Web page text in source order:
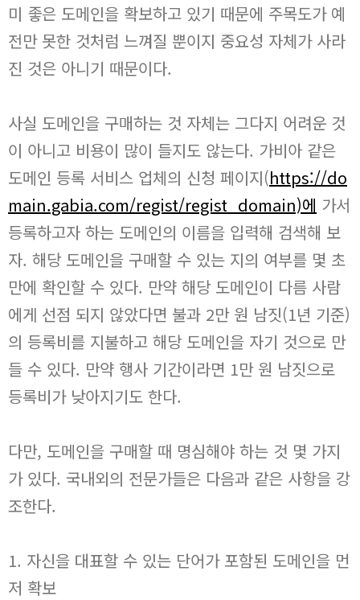
미 좋은 도메인을 확보하고 있기 때문에 주목도가 예
전만 못한 것처럼 느껴질 뿐이지 중요성 자체가 사라
진 것은 아니기 때문이다.
사실 도메인을 구매하는 것 자체는 그다지 어려운 것
이 아니고 비용이 많이 들지도 않는다. 가비아 같은
도메인 등록 서비스 업체의 신청 페이지(https://do
main.gabia.com/regist/regist_domain)에 가서
등록하고자 하는 도메인의 이름을 입력해 검색해 보
자. 해당 도메인을 구매할 수 있는 지의 여부를 몇 초
만에 확인할 수 있다. 만약 해당 도메인이 다름 사람
에게 선점 되지 않았다면 불과 2만 원 남짓(1년 기준)
의 등록비를 지불하고 해당 도메인을 자기 것으로 만
들 수 있다. 만약 행사 기간이라면 1만 원 남짓으로
등록비가 낮아지기도 한다.
다만, 도메인을 구매할 때 명심해야 하는 것 몇 가지
가 있다. 국내외의 전문가들은 다음과 같은 사항을 강
조한다.
1. 자신을 대표할 수 있는 단어가 포함된 도메인을 먼
저 확보